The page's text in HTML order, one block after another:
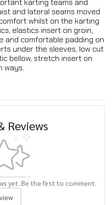
karting teams and
and lateral seams moved
whilst on the karting
elastics insert on groin,
and comfortable padding on
under the sleeves, low cut
bellow, stretch insert on
ways.
Reviews
yet. Be the first to comment.